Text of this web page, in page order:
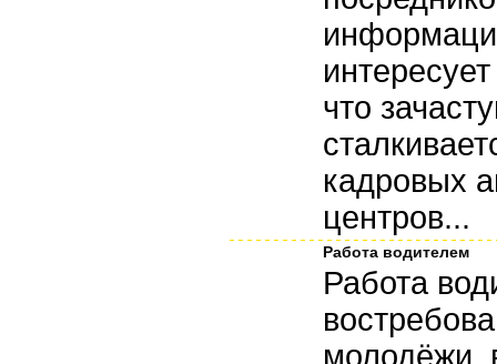
что
кадровых
центров...
Работа водителем
Работа
молодёжи,